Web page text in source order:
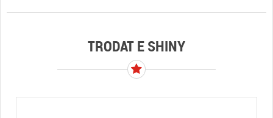
TRODAT E SHINY